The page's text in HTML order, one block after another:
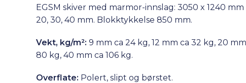
EGSM skiver med marmor-innslag: 3050 x 1240 mm
20, 30, 40 mm. Blokktykkelse 850 mm.
Vekt, kg/m²: 9 mm ca 24 kg, 12 mm ca 32 kg, 20
80 kg, 40 mm ca 106 kg.
Overflate: Polert, slipt og børstet.